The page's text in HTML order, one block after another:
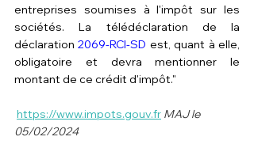
entreprises soumises à l'impôt sur les
sociétés. La télédéclaration de la
déclaration 2069-RCI-SD est, quant à elle,
obligatoire et devra mentionner le
montant de ce crédit d'impôt."
https://www.impots.gouv.fr MAJ le
05/02/2024